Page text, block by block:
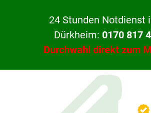
24 Stunden Notdienst
Dürkheim: 0170 817
Durchwahl direkt zum